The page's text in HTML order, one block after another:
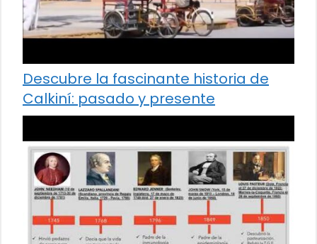
Descubre la fascinante historia de
Calkiní: pasado y presente